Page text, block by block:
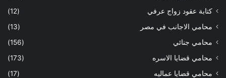
كتابة عقود زواج عرفي
(12)
محامي الاجانب في مصر
(13)
محامي جنائي
(156)
محامي قضايا الاسره
(173)
محامي قضايا عماليه
(17)